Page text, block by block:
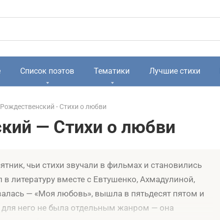
Список поэтов Тематики Лучшие стихи
- Стихи о любви
— Стихи о любви
чьи стихи звучали в фильмах и становились
литературу вместе с Евтушенко, Ахмадулиной,
— «Моя любовь», вышла в пятьдесят пятом и
него не была отдельным жанром — она